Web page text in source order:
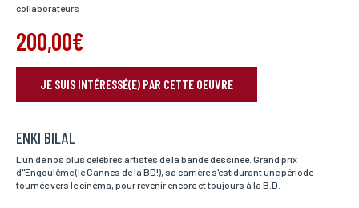
collaborateurs
200,00€
JE SUIS INTÉRESSÉ(E) PAR CETTE OEUVRE
RÉSERVER VOTRE OEUVRE
Nom*
vous pouvez nous laisser vos nom et prénom.
ENKI BILAL
L'un de nos plus célèbres artistes de la bande dessinée. Grand prix
d''Engoulême (le Cannes de la BD!), sa carrière s'est durant une période
tournée vers le cinéma, pour revenir encore et toujours à la B.D.